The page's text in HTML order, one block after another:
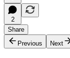
2
Share
Previous
Next